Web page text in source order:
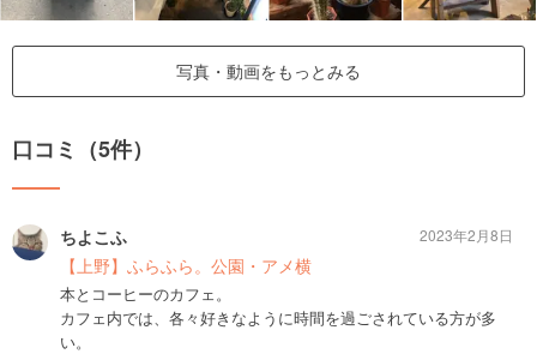
写真・動画をもっとみる
口コミ（5件）
ちよこふ
【上野】ふらふら。公園・アメ横
本とコーヒーのカフェ。
カフェ内では、各々好きなように時間を過ごされている方が多
い。
2023年2月8日